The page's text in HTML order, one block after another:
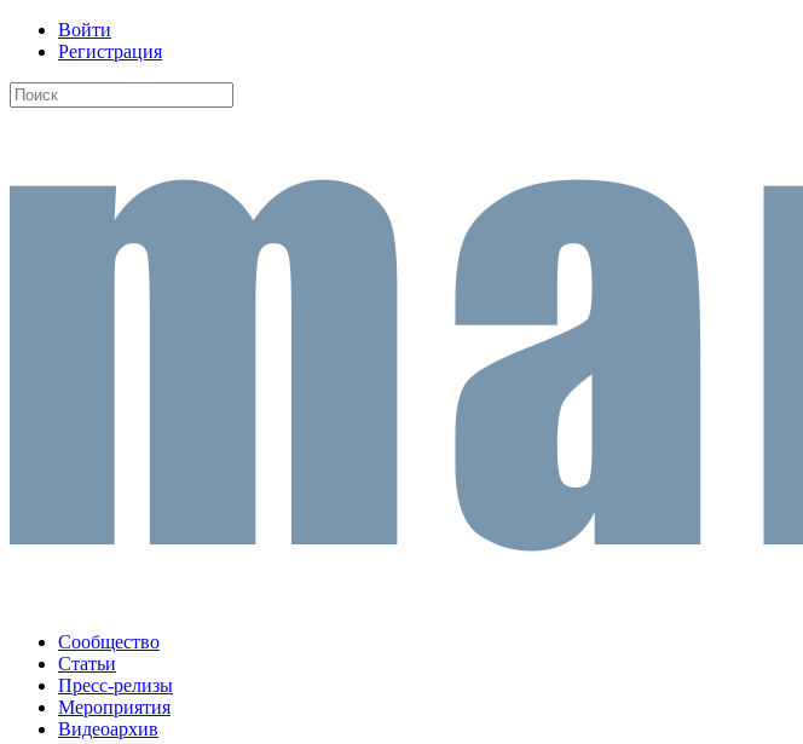
Войти
Регистрация
Сообщество
Статьи
Пресс-релизы
Мероприятия
Видеоархив